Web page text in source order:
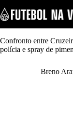
k
i
p
t
o
c
Confronto entre
polícia e spray de
Breno